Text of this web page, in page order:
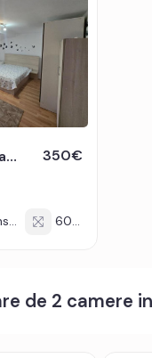
termic;
contor gaz, contor
lift.
mobilat si utilat cu:
si TV.
centrala proprie si
de companie.
apartament se achita
Apartament 2 camere de inchiriat decomandat 60 mp zona Lupeni Sibiu 350€
60 mp
de 2 camere